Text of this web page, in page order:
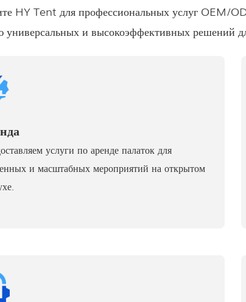
HY Tent для профессиональных услуг OEM/
и высокоэффективных решений
услуги по аренде палаток для
и масштабных мероприятий на открытом